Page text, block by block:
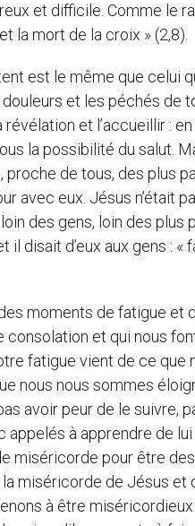
et difficile. Comme le
la mort de la croix » (2,8).
est le même que celui
et les péchés de
et l’accueillir :
la possibilité du salut.
proche de tous, des plus
avec eux. Jésus n’était
des gens, loin des plus
disait d’eux aux gens : «
moments de fatigue et
consolation et qui nous
fatigue vient de ce que
nous nous sommes
avoir peur de le suivre,
appelés à apprendre de
miséricorde pour être
miséricorde de Jésus et
à être